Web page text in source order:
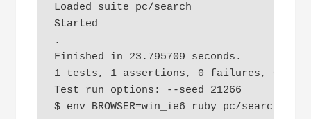
Loaded suite pc/search
Started
.
Finished in 23.795709 seconds.
1 tests, 1 assertions, 0 failures, 0
Test run options: --seed 21266
$ env BROWSER=win_ie6 ruby pc/search.rb